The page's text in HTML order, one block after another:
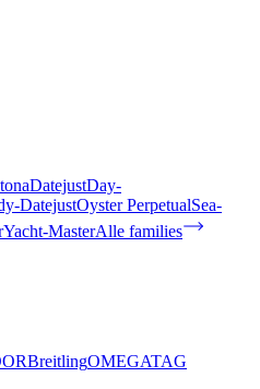
DatejustDay-
DatejustOyster PerpetualSea-
Yacht-MasterAlle families
BreitlingOMEGATAG